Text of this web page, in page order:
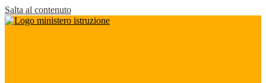
Salta al contenuto